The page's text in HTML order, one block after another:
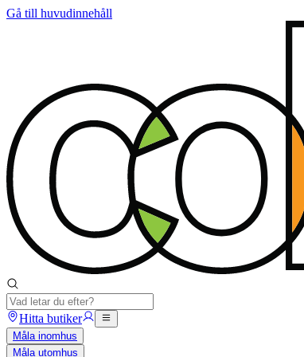
Gå till huvudinnehåll
Hitta butiker
Måla inomhus
Måla utomhus